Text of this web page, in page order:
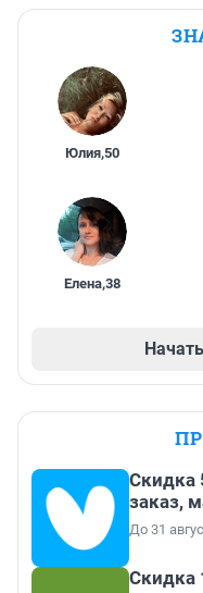
Юлия,50
Елена,38
Скидка
заказ,
До 31
Скидка